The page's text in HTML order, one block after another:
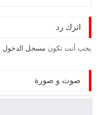
اترك رد
يجب أنت تكون مسجل الدخول
صوت و صورة